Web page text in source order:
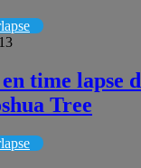
time lapse
Tree